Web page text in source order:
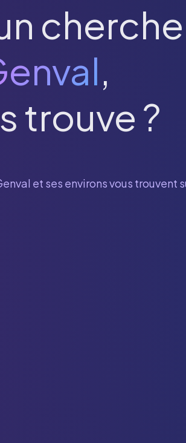
cherche
,
trouve ?
et ses environs vous trouvent